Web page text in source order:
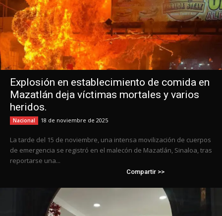
Explosión en establecimiento de comida en
Mazatlán deja víctimas mortales y varios
heridos.
Nacional 18 de noviembre de 2025
La tarde del 15 de noviembre, una intensa movilización de cuerpos
de emergencia se registró en el malecón de Mazatlán, Sinaloa, tras
reportarse una...
Compartir >>